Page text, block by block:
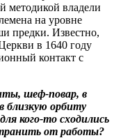
методикой владели
на уровне
предки. Известно,
в 1640 году
контакт с
шеф-повар, в
близкую орбиту
кого-то сходились
от работы?